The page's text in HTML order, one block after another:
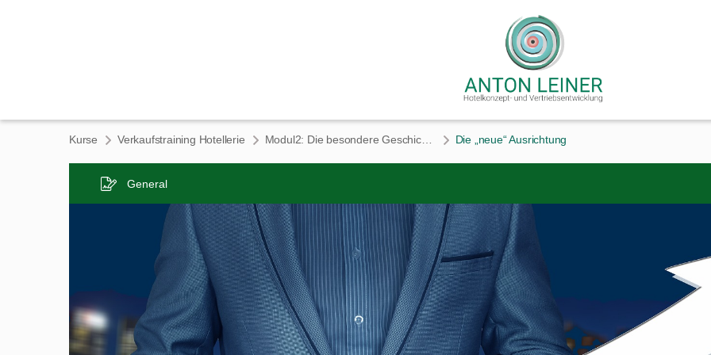
Kurse Verkaufstraining Hotellerie Modul2: Die besondere Geschichte Die „neue“ Ausrichtung
General